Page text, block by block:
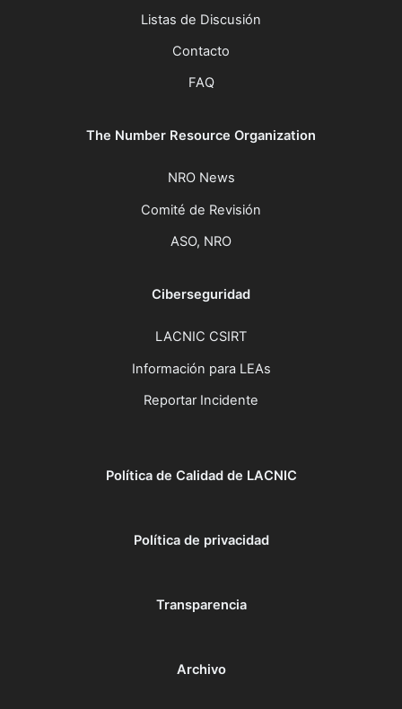
Listas de Discusión
Contacto
FAQ
The Number Resource Organization
NRO News
Comité de Revisión
ASO, NRO
Ciberseguridad
LACNIC CSIRT
Información para LEAs
Reportar Incidente
Política de Calidad de LACNIC
Política de privacidad
Transparencia
Archivo